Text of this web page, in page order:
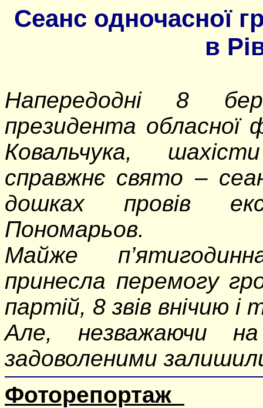
Сеанс одночасної
в
Напередодні 8
президента обласної
Ковальчука,
справжнє свято –
дошках провів
Пономарьов.
Майже п’
принесла перемогу
партій, 8 звів внічию і
Але, незважаючи
задоволеними
Фоторепортаж